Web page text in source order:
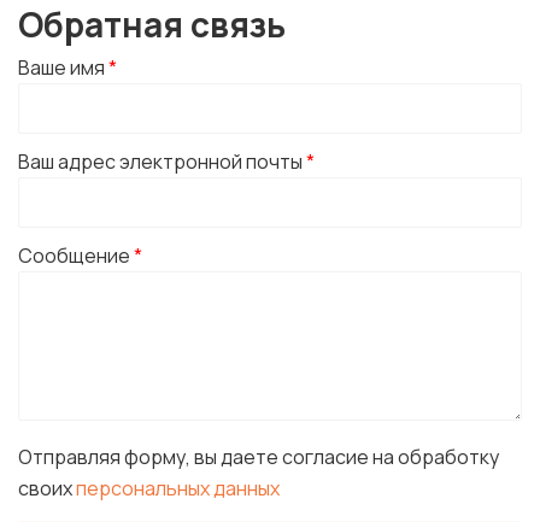
Обратная связь
Ваше имя*
Ваш адрес электронной почты*
Сообщение*
Отправляя форму, вы даете согласие на обработку
своихперсональных данных